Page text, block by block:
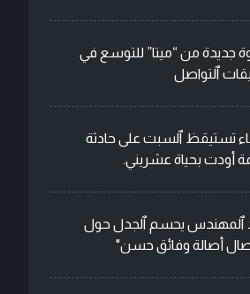
جديدة من “ميتا” للتوسع في
ٱلتواصل
تستيقظ ٱلسبت على حادثة
أودت بحياة عشريني.
ٱلمهندس يحسم ٱلجدل حول
أصالة وفائق حسن"